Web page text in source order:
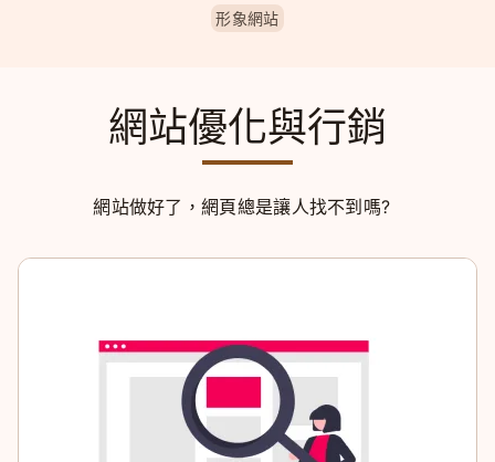
形象網站
網站優化與行銷
網站做好了，網頁總是讓人找不到嗎?